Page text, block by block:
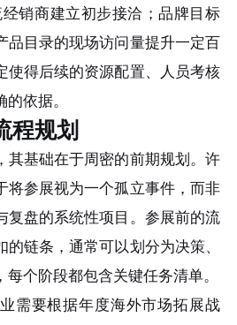
销商建立初步接洽；品牌目标
品目录的现场访问量提升一定百
使得后续的资源配置、人员考核
依据。
程规划
基础在于周密的前期规划。许
将参展视为一个孤立事件，而非
复盘的系统性项目。参展前的流
链条，通常可以划分为决策、
个阶段都包含关键任务清单。
要根据年度海外市场拓展战